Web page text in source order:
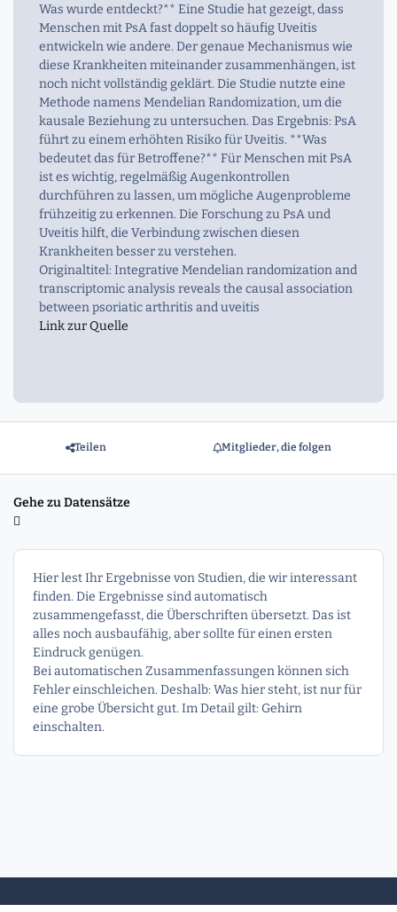
Was wurde entdeckt?** Eine Studie hat gezeigt, dass
Menschen mit PsA fast doppelt so häufig Uveitis
entwickeln wie andere. Der genaue Mechanismus wie
diese Krankheiten miteinander zusammenhängen, ist
noch nicht vollständig geklärt. Die Studie nutzte eine
Methode namens Mendelian Randomization, um die
kausale Beziehung zu untersuchen. Das Ergebnis: PsA
führt zu einem erhöhten Risiko für Uveitis. **Was
bedeutet das für Betroffene?** Für Menschen mit PsA
ist es wichtig, regelmäßig Augenkontrollen
durchführen zu lassen, um mögliche Augenprobleme
frühzeitig zu erkennen. Die Forschung zu PsA und
Uveitis hilft, die Verbindung zwischen diesen
Krankheiten besser zu verstehen.
Originaltitel: Integrative Mendelian randomization and
transcriptomic analysis reveals the causal association
between psoriatic arthritis and uveitis
Link zur Quelle
Teilen Mitglieder, die folgen
Gehe zu Datensätze
Hier lest Ihr Ergebnisse von Studien, die wir interessant
finden. Die Ergebnisse sind automatisch
zusammengefasst, die Überschriften übersetzt. Das ist
alles noch ausbaufähig, aber sollte für einen ersten
Eindruck genügen.
Bei automatischen Zusammenfassungen können sich
Fehler einschleichen. Deshalb: Was hier steht, ist nur für
eine grobe Übersicht gut. Im Detail gilt: Gehirn
einschalten.